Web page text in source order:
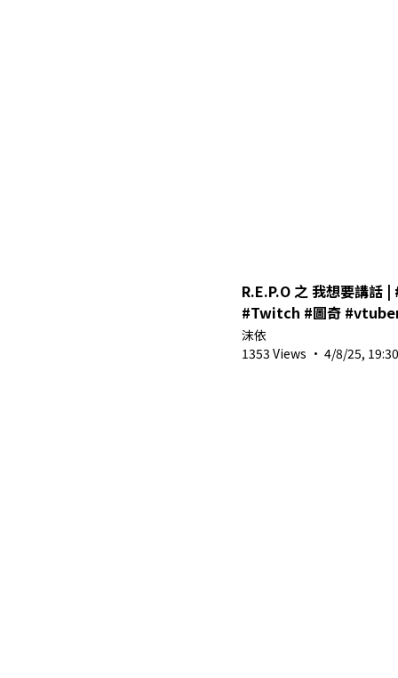
R.E.P.O 之 我想要講話
#Twitch #圖奇 #vtuber
#twitchstreamer
沫依
1353 Views · 4/8/25, 19:30